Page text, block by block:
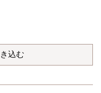
込む